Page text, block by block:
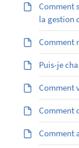
Comment
la gestion
Comment
Puis-je
Comment
Comment
Comment